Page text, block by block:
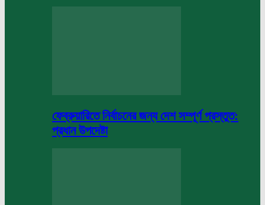
ফেব্রুয়ারিতে নির্বাচনের জন্য দেশ সম্পূর্ণ প্রস্তুত:
প্রধান উপদেষ্টা